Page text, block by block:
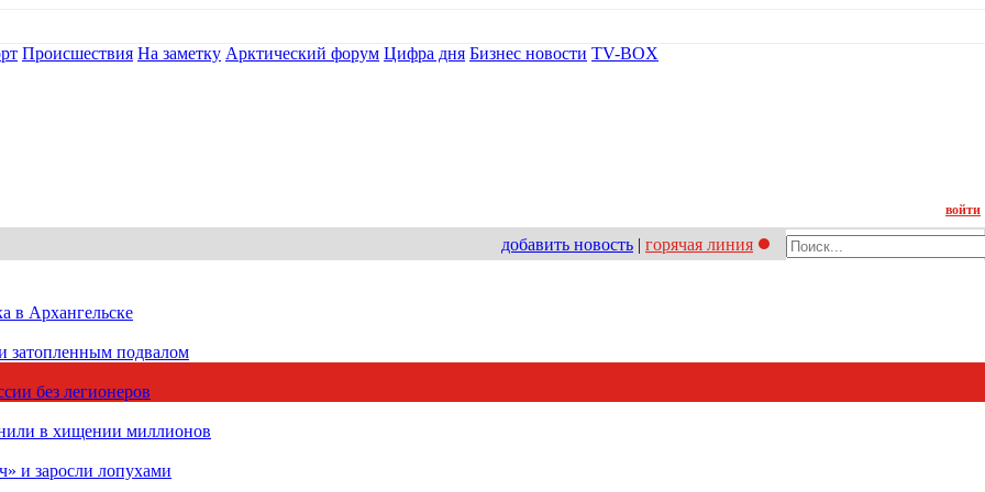
Происшествия На заметку Арктический форум Цифра дня Бизнес новости TV-BOX
войти
добавить новость | горячая линия
в Архангельске
затопленным подвалом
без легионеров
в хищении миллионов
и заросли лопухами